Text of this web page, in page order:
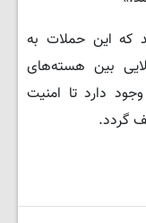
که این حملات به
بین هسته‌های
دارد تا امنیت
گردد.